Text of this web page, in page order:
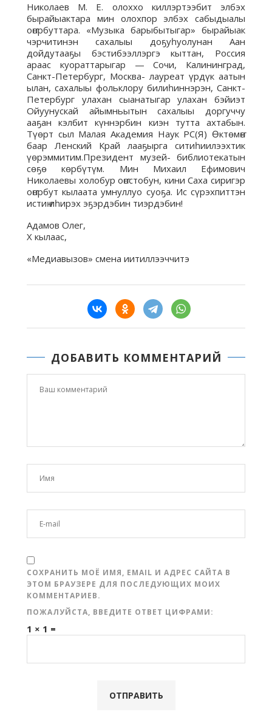
Николаев М. Е. олоххо киллэртээбит элбэх
бырайыактара мин олохпор элбэх сабыдыалы
оҥорбуттара. «Музыка барыбытыгар» бырайыак
чэрчитинэн сахалыы доҕуһуолунан Аан
дойдутааҕы бэстибээллэргэ кыттан, Россия
араас куораттарыгар — Сочи, Калининград,
Санкт-Петербург, Москва- лауреат үрдүк аатын
ылан, сахалыы фольклору билиһиннэрэн, Санкт-
Петербург улахан сыанатыгар улахан бэйиэт
Ойуунускай айымньытын сахалыы доргуччу
ааҕан кэлбит күннэрбин киэн тутта ахтабын.
Түөрт сыл Малая Академия Наук РС(Я) Өктөмҥө
баар Ленский Край лааҕырга ситиһиилээхтик
үөрэммитим.Президент музей- библиотекатын
сөҕө көрбүтүм. Мин Михаил Ефимович
Николаевы холобур оҥостобун, кини Саха сиригэр
оҥорбут кылаата умнуллуо суоҕа. Ис сүрэхпиттэн
истиҥ иһирэх эҕэрдэбин тиэрдэбин!
Адамов Олег,
X кылаас,
«Медиавызов» смена иитиллээччитэ
ДОБАВИТЬ КОММЕНТАРИЙ
СОХРАНИТЬ МОЁ ИМЯ, EMAIL И АДРЕС САЙТА В
ЭТОМ БРАУЗЕРЕ ДЛЯ ПОСЛЕДУЮЩИХ МОИХ
КОММЕНТАРИЕВ.
ПОЖАЛУЙСТА, ВВЕДИТЕ ОТВЕТ ЦИФРАМИ:
1 × 1 =